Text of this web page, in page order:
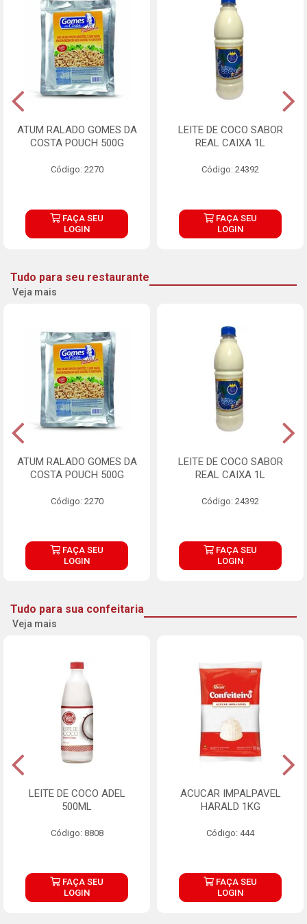
ATUM RALADO GOMES DA
COSTA POUCH 500G
Código: 2270
FAÇA SEU
LOGIN
LEITE DE COCO SABOR
REAL CAIXA 1L
Código: 24392
FAÇA SEU
LOGIN
Tudo para seu restaurante
Veja mais
ATUM RALADO GOMES DA
COSTA POUCH 500G
Código: 2270
FAÇA SEU
LOGIN
LEITE DE COCO SABOR
REAL CAIXA 1L
Código: 24392
FAÇA SEU
LOGIN
Tudo para sua confeitaria
Veja mais
LEITE DE COCO ADEL
500ML
Código: 8808
FAÇA SEU
LOGIN
ACUCAR IMPALPAVEL
HARALD 1KG
Código: 444
FAÇA SEU
LOGIN